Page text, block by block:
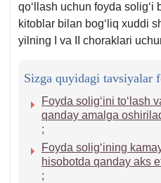
qoʻllash uchun foyda soligʻi
kitoblar bilan bogʻliq хuddi
yilning I va II choraklari
Sizga quyidagi tavsiyalar
Foyda soligʻini toʻlash
qanday amalga
;
Foyda soligʻining
hisobotda qanday aks
;